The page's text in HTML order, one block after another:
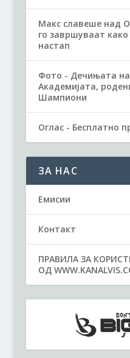
Макс славеше над
го завршуваат
настап
Фото - Дечињата
Академијата,
Шампиони
Оглас - Бесплатно
ЗА НАС
Емисии
Контакт
ПРАВИЛА ЗА
ОД